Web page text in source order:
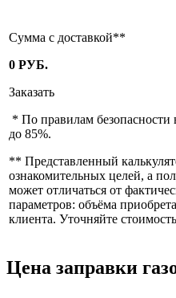
Сумма с доставкой**
0 РУБ.
Заказать
* По правилам безопасности
до 85%.
** Представленный
ознакомительных целей, а
может отличаться от
параметров: объёма
клиента. Уточняйте
Цена заправки